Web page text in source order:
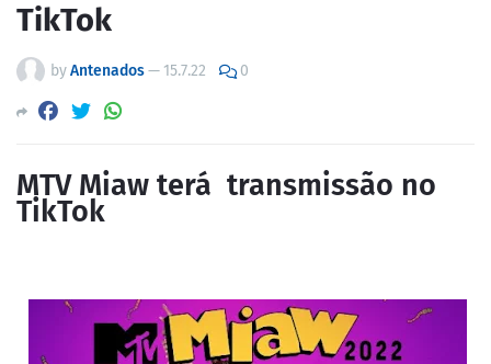
TikTok
byAntenados— 15.7.22 0
MTV Miaw terá transmissão no
TikTok